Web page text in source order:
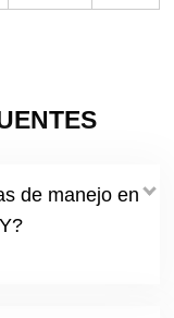
de manejo en